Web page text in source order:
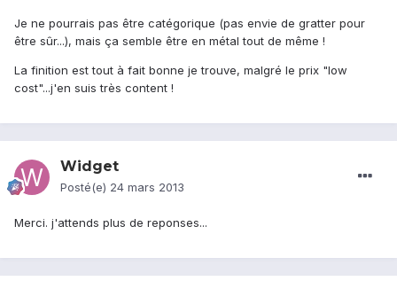
Je ne pourrais pas être catégorique (pas envie de gratter pour
être sûr...), mais ça semble être en métal tout de même !
La finition est tout à fait bonne je trouve, malgré le prix "low
cost"...j'en suis très content !
Widget
Posté(e) 24 mars 2013
Merci. j'attends plus de reponses...